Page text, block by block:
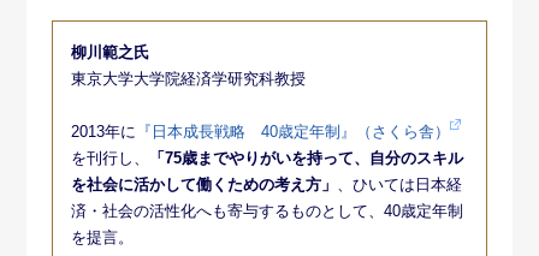
柳川範之氏
東京大学大学院経済学研究科教授
2013年に 『日本成長戦略 40歳定年制』（さくら舎）
を刊行し、
「75歳までやりがいを持って、自分のスキル
を社会に活かして働くための考え方」 、ひいては日本経
済・社会の活性化へも寄与するものとして、40歳定年制
を提言。